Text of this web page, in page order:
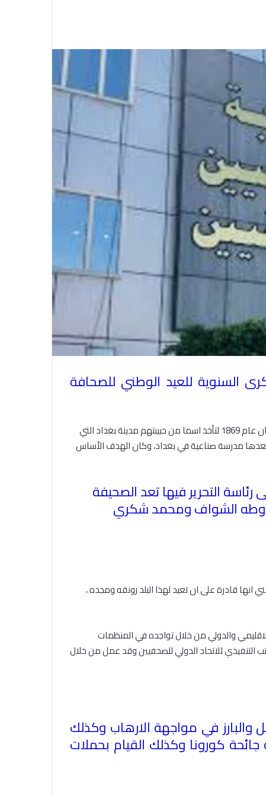
يوم 15 / يونيو من كل عام بالذكرى السنوية للعيد الوطني للصحافة
والاحتفاء بهذا الحدث المهم في تاريخ الصحافة العراقية هو استذكار للخطوات الاولى لولادة صحيفة الزوراء في الخامس عشر من حزيران عام 1869 لتأخذ اسما من حبيبتهم مدينة بغداد التي
مدرسة صناعية في بغداد، وكان الهدف الأساس
التحرير فيها تعد الصحيفة
وطه الشواف ومحمد شكري
انها قادرة على ان تعيد لهذا البلد رونقه ومجده ،
والدولي من خلال تواجده في المنظمات
التنفيذي للاتحاد الدولي للصحفيين وقد عمل من خلال
والبارز في مواجهة الارهاب وكذلك
كورونا وكذلك القيام بحملات
الاتحاد العام للصحفيين العرب يدين
بكل قوة جريمة إغتيال الاحتلال
بدعم حرية الصحافة فى الدول العربية
وذلك بمناسبة اليوم العالمي للصحافة
الثالث من مايو وعيد الصحافة العربية